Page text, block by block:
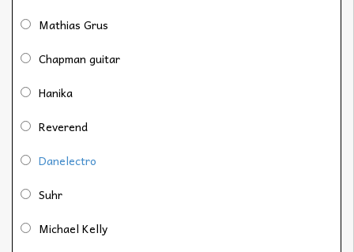
Mathias Grus
Chapman guitar
Hanika
Reverend
Danelectro
Suhr
Michael Kelly